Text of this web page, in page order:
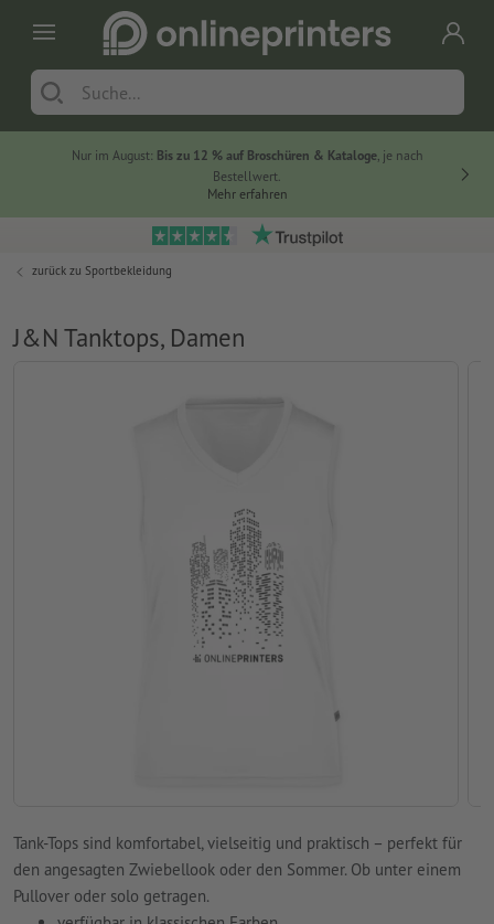
Nur im August: Bis zu 12 % auf Broschüren & Kataloge, je nach
Bestellwert.
Mehr erfahren
zurück zu Sportbekleidung
J&N Tanktops, Damen
Tank-Tops sind komfortabel, vielseitig und praktisch – perfekt für
den angesagten Zwiebellook oder den Sommer. Ob unter einem
Pullover oder solo getragen.